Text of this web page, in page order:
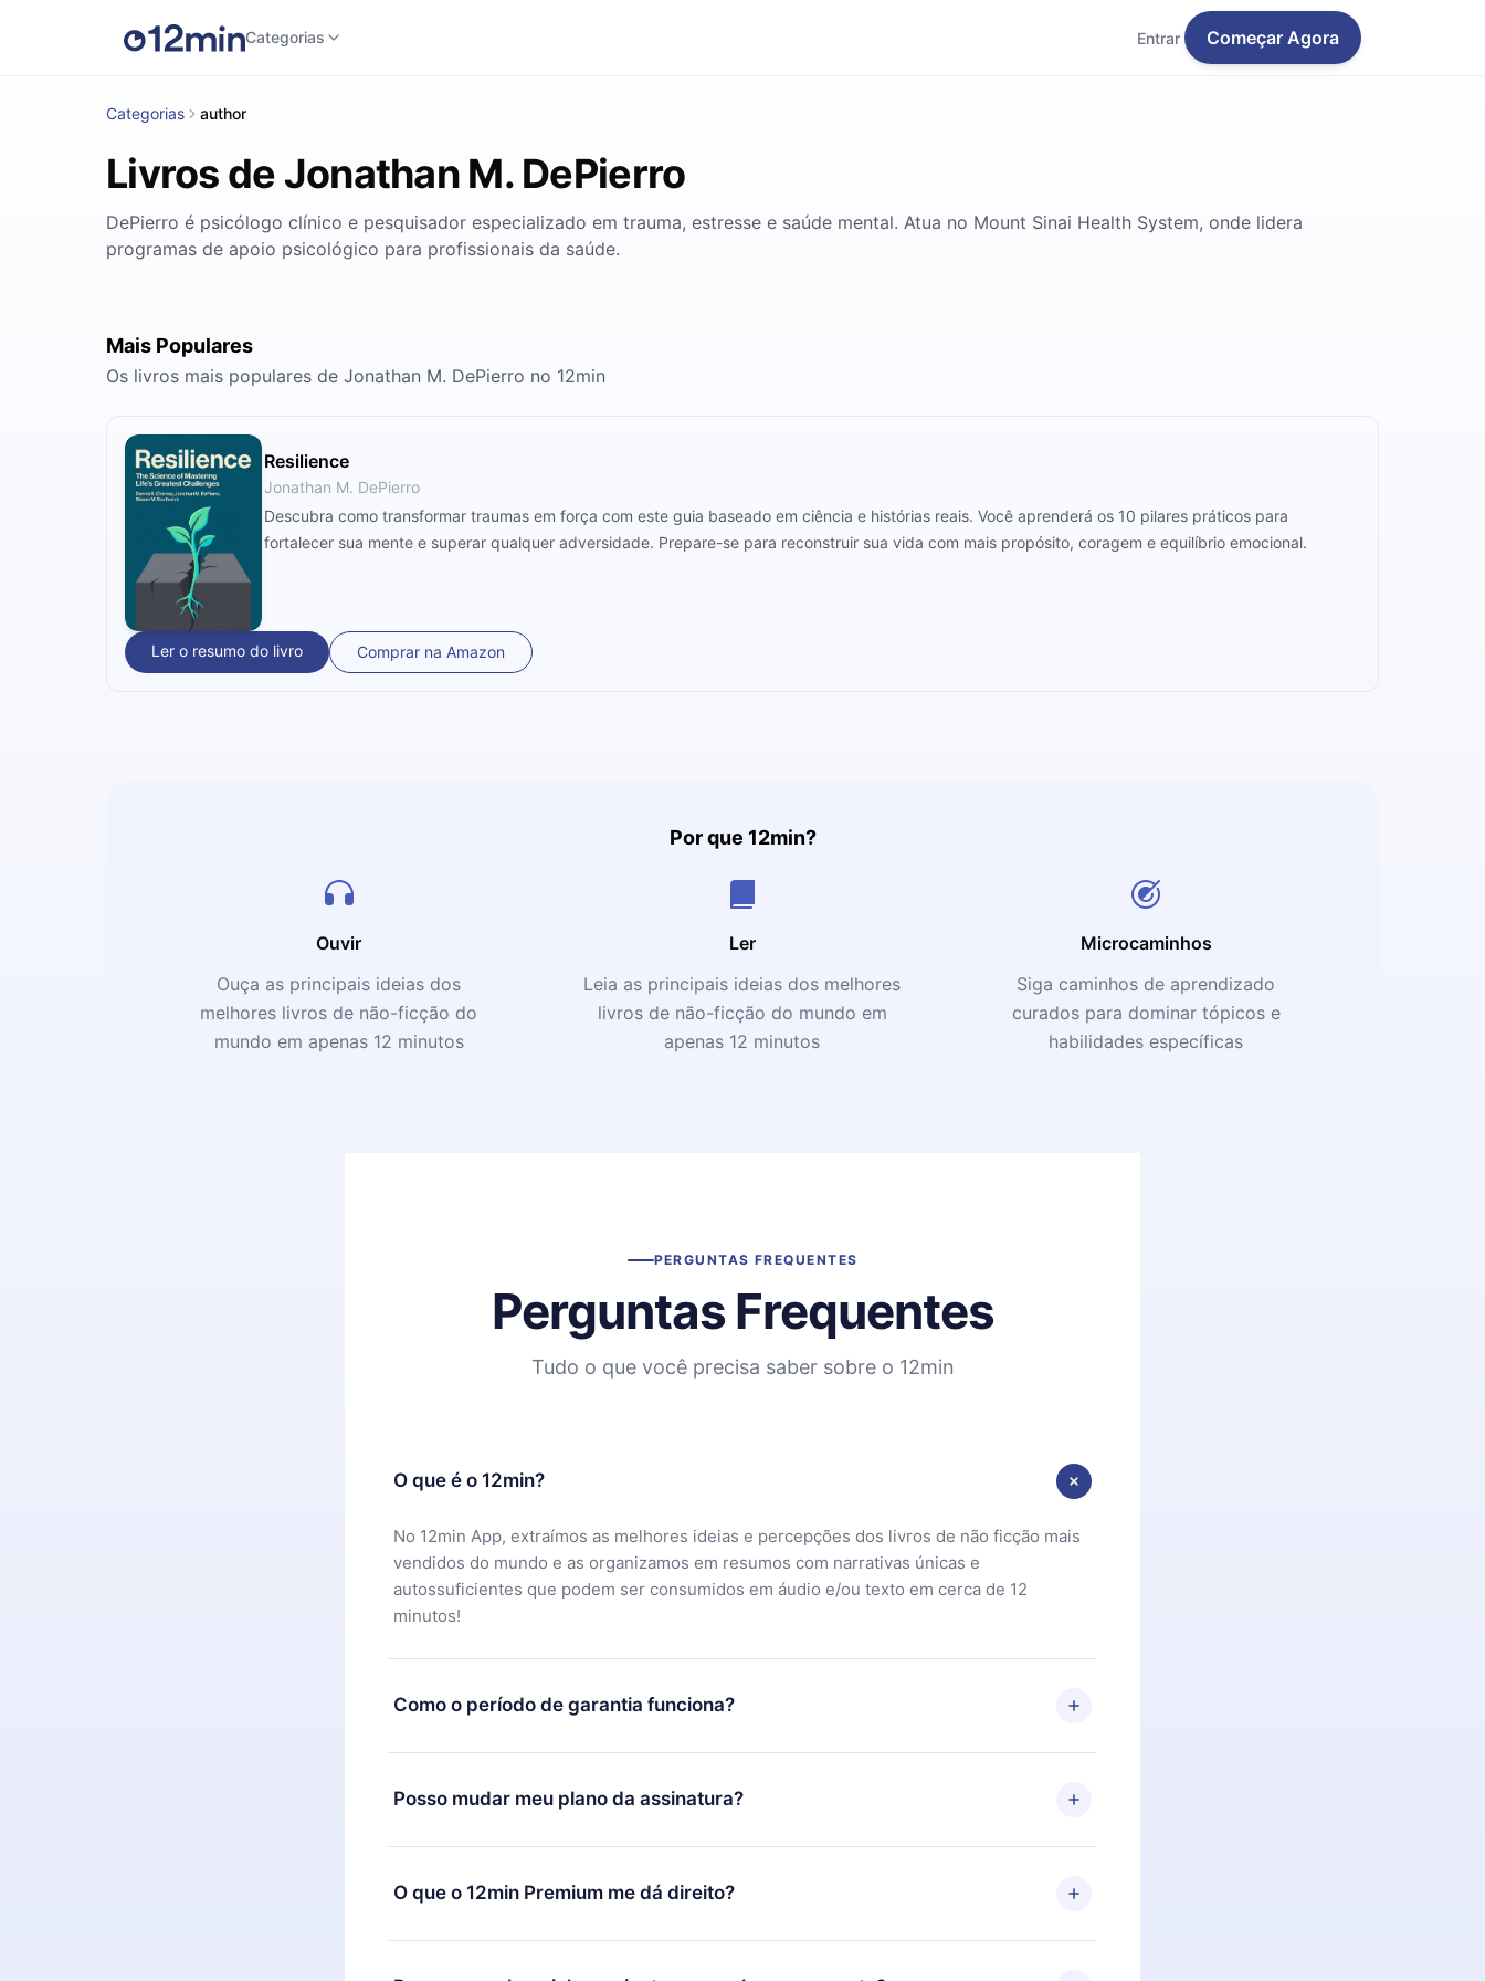
Categorias Entrar Começar Agora
Categorias author
Livros de Jonathan M. DePierro
DePierro é psicólogo clínico e pesquisador especializado em trauma, estresse e saúde mental. Atua no Mount Sinai Health System, onde lidera
programas de apoio psicológico para profissionais da saúde.
Mais Populares
Os livros mais populares de Jonathan M. DePierro no 12min
Resilience
Jonathan M. DePierro
Descubra como transformar traumas em força com este guia baseado em ciência e histórias reais. Você aprenderá os 10 pilares práticos para
fortalecer sua mente e superar qualquer adversidade. Prepare-se para reconstruir sua vida com mais propósito, coragem e equilíbrio emocional.
Ler o resumo do livro Comprar na Amazon
Por que 12min?
Ouvir
Ouça as principais ideias dos
melhores livros de não-ficção do
mundo em apenas 12 minutos
Ler
Leia as principais ideias dos melhores
livros de não-ficção do mundo em
apenas 12 minutos
Microcaminhos
Siga caminhos de aprendizado
curados para dominar tópicos e
habilidades específicas
PERGUNTAS FREQUENTES
Perguntas Frequentes
Tudo o que você precisa saber sobre o 12min
O que é o 12min?
No 12min App, extraímos as melhores ideias e percepções dos livros de não ficção mais
vendidos do mundo e as organizamos em resumos com narrativas únicas e
autossuficientes que podem ser consumidos em áudio e/ou texto em cerca de 12
minutos!
Como o período de garantia funciona?
Você pode baixar nosso aplicativo e começar a aproveitar nossa biblioteca. Se por algum
motivo não ficar satisfeito com nossa plataforma, basta entrar em contato com nossa
equipe de suporte (
contato@12min.com
) em até 7 dias após a compra e solicitar o
Posso mudar meu plano da assinatura?
Sim, mas a mudança só se aplicará a partir do próximo período de cobrança. Por
exemplo, se você decidiu mudar sua assinatura mensal para anual, após confirmar a
mudança para o plano anual, o novo plano só será aplicado e cobrado após o aniversário
O que o 12min Premium me dá direito?
O 12min Premium é um plano que te garante acesso a toda nossa biblioteca de 2500+
títulos disponíveis em 3 línguas (Inglês, espanhol e português) que você pode ler ou